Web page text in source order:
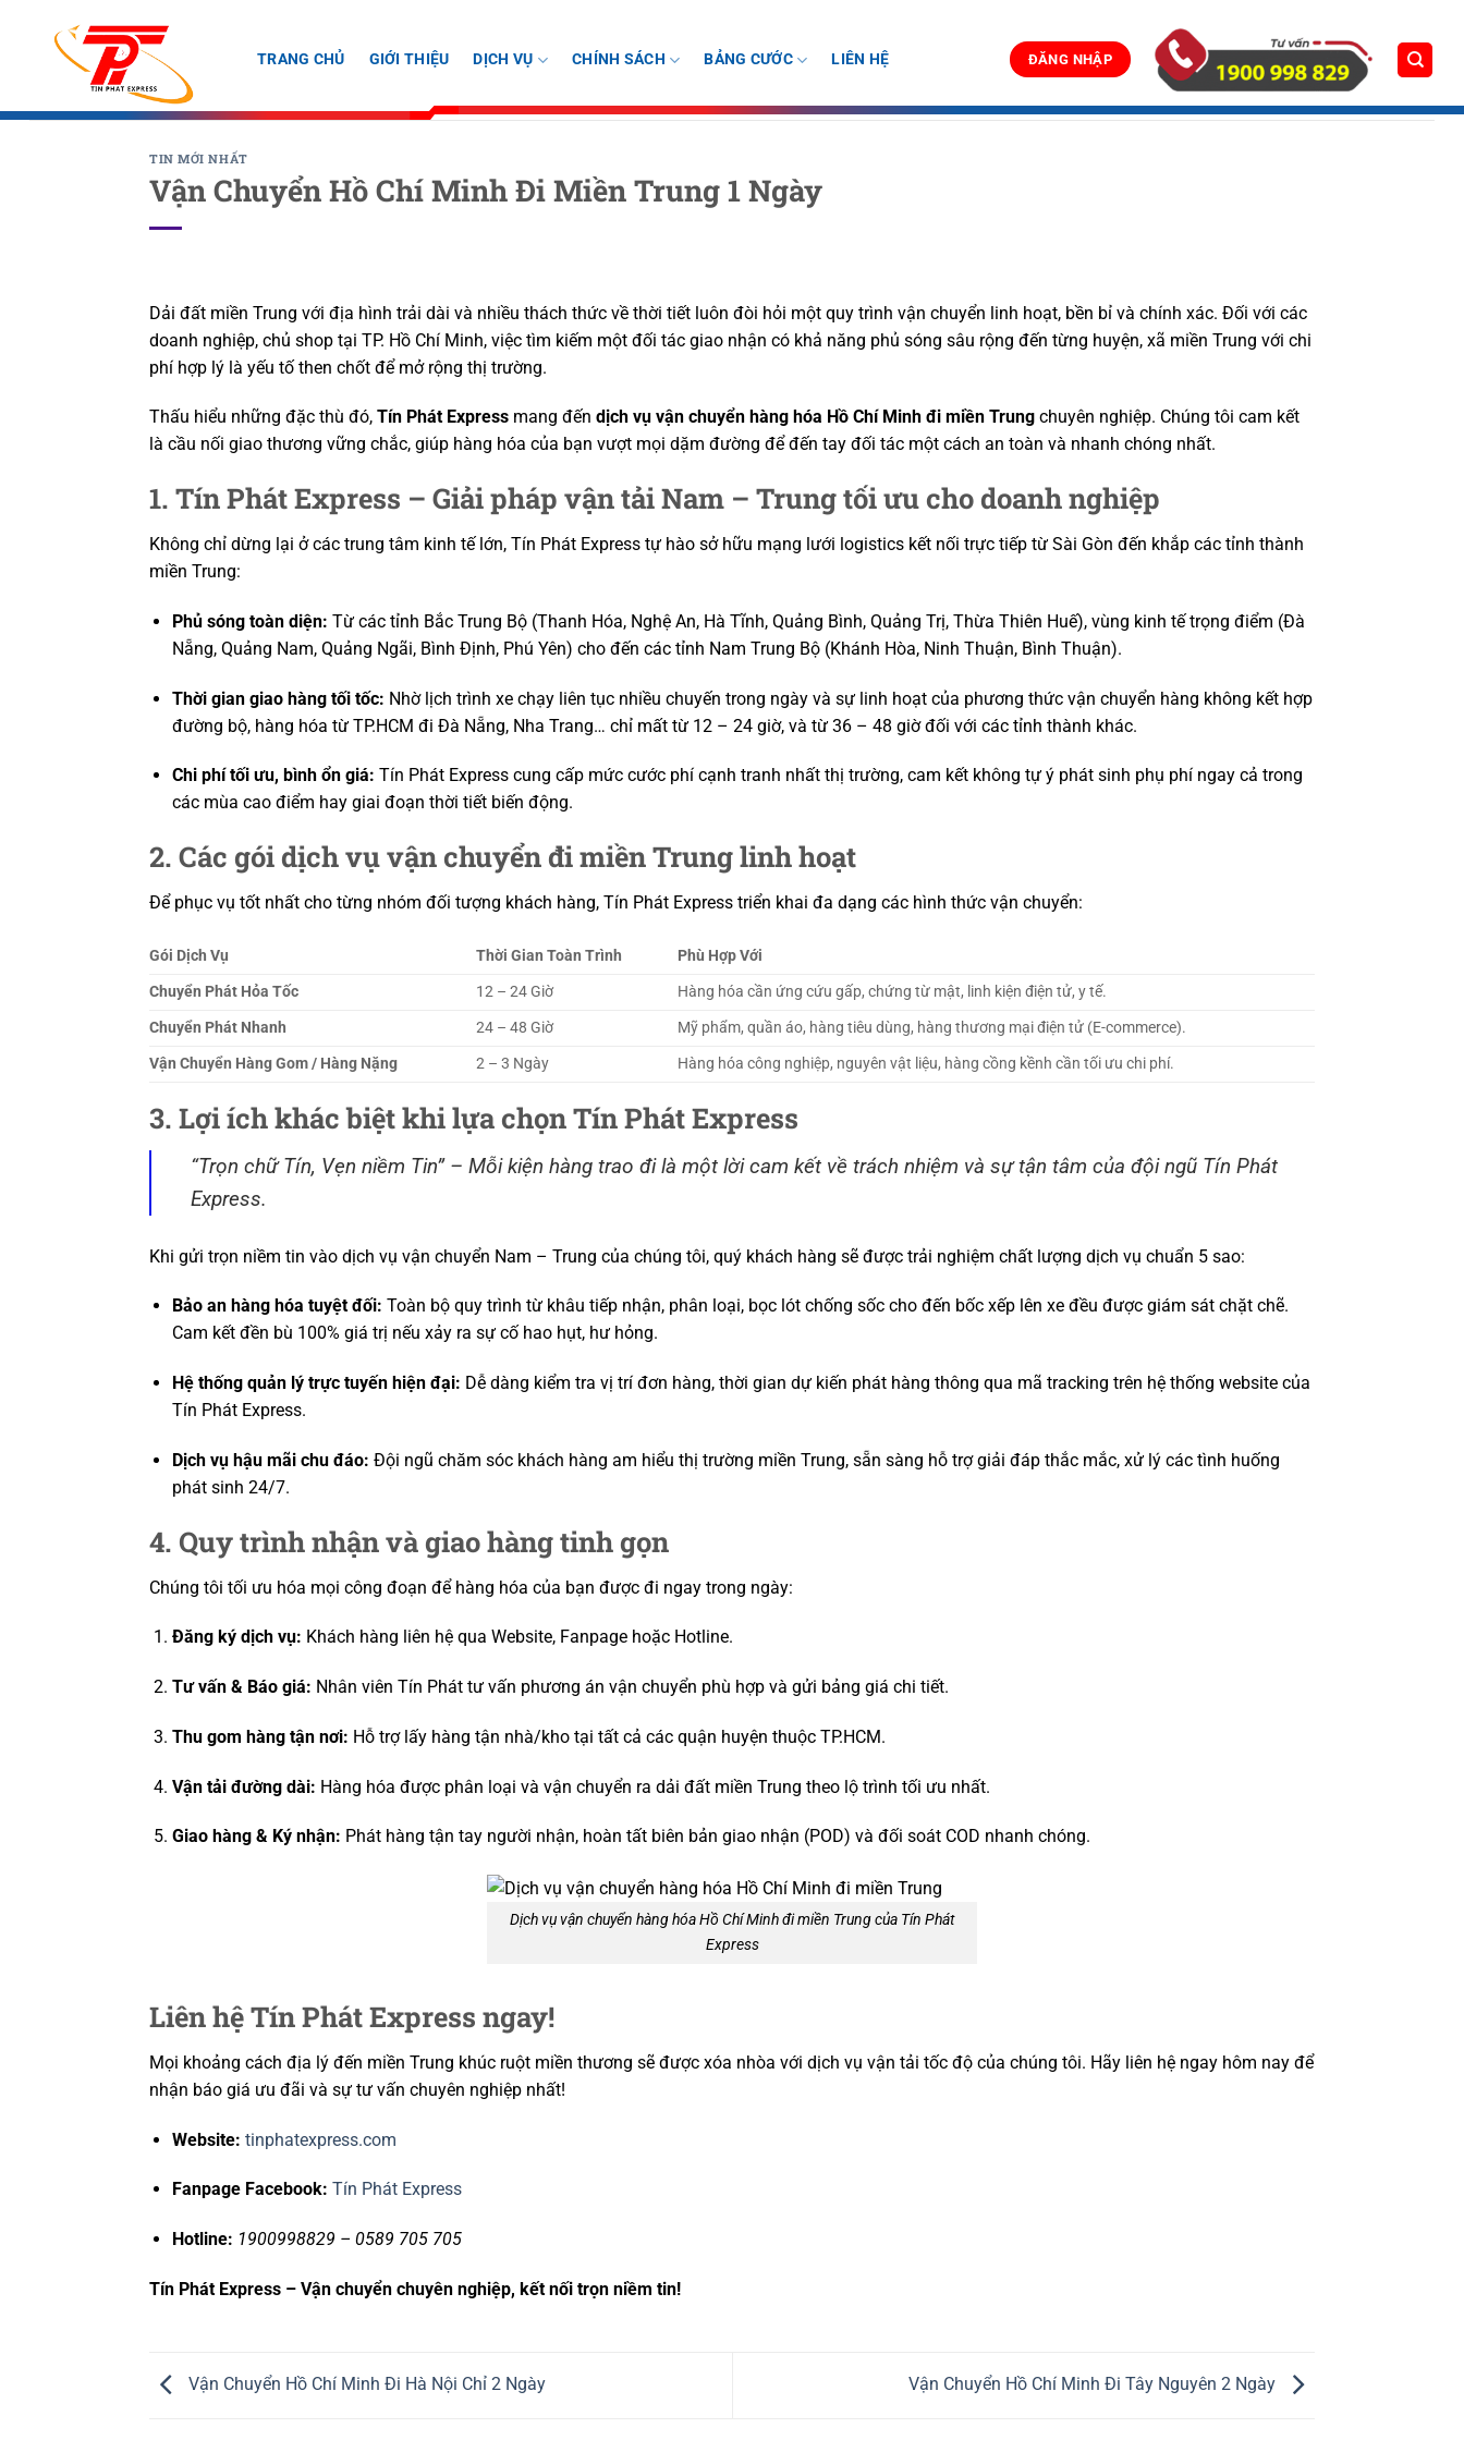
TRANG CHỦ GIỚI THIỆU DỊCH VỤ CHÍNH SÁCH BẢNG CƯỚC LIÊN HỆ ĐĂNG NHẬP
TIN MỚI NHẤT
Vận Chuyển Hồ Chí Minh Đi Miền Trung 1 Ngày
Dải đất miền Trung với địa hình trải dài và nhiều thách thức về thời tiết luôn đòi hỏi một quy trình vận chuyển linh hoạt, bền bỉ và chính xác. Đối với các
doanh nghiệp, chủ shop tại TP. Hồ Chí Minh, việc tìm kiếm một đối tác giao nhận có khả năng phủ sóng sâu rộng đến từng huyện, xã miền Trung với chi
phí hợp lý là yếu tố then chốt để mở rộng thị trường.
Thấu hiểu những đặc thù đó, Tín Phát Express mang đến dịch vụ vận chuyển hàng hóa Hồ Chí Minh đi miền Trung chuyên nghiệp. Chúng tôi cam kết
là cầu nối giao thương vững chắc, giúp hàng hóa của bạn vượt mọi dặm đường để đến tay đối tác một cách an toàn và nhanh chóng nhất.
1. Tín Phát Express – Giải pháp vận tải Nam – Trung tối ưu cho doanh nghiệp
Không chỉ dừng lại ở các trung tâm kinh tế lớn, Tín Phát Express tự hào sở hữu mạng lưới logistics kết nối trực tiếp từ Sài Gòn đến khắp các tỉnh thành
miền Trung:
Phủ sóng toàn diện: Từ các tỉnh Bắc Trung Bộ (Thanh Hóa, Nghệ An, Hà Tĩnh, Quảng Bình, Quảng Trị, Thừa Thiên Huế), vùng kinh tế trọng điểm (Đà
Nẵng, Quảng Nam, Quảng Ngãi, Bình Định, Phú Yên) cho đến các tỉnh Nam Trung Bộ (Khánh Hòa, Ninh Thuận, Bình Thuận).
Thời gian giao hàng tối tốc: Nhờ lịch trình xe chạy liên tục nhiều chuyến trong ngày và sự linh hoạt của phương thức vận chuyển hàng không kết hợp
đường bộ, hàng hóa từ TP.HCM đi Đà Nẵng, Nha Trang… chỉ mất từ 12 – 24 giờ, và từ 36 – 48 giờ đối với các tỉnh thành khác.
Chi phí tối ưu, bình ổn giá: Tín Phát Express cung cấp mức cước phí cạnh tranh nhất thị trường, cam kết không tự ý phát sinh phụ phí ngay cả trong
các mùa cao điểm hay giai đoạn thời tiết biến động.
2. Các gói dịch vụ vận chuyển đi miền Trung linh hoạt
Để phục vụ tốt nhất cho từng nhóm đối tượng khách hàng, Tín Phát Express triển khai đa dạng các hình thức vận chuyển:
Gói Dịch Vụ Thời Gian Toàn Trình
Phù Hợp Với
Chuyển Phát Hỏa Tốc
12 – 24 Giờ
Hàng hóa cần ứng cứu gấp, chứng từ mật, linh kiện điện tử, y tế.
Chuyển Phát Nhanh
24 – 48 Giờ
Mỹ phẩm, quần áo, hàng tiêu dùng, hàng thương mại điện tử (E-commerce).
Vận Chuyển Hàng Gom / Hàng Nặng
2 – 3 Ngày Hàng hóa công nghiệp, nguyên vật liệu, hàng cồng kềnh cần tối ưu chi phí.
3. Lợi ích khác biệt khi lựa chọn Tín Phát Express
“Trọn chữ Tín, Vẹn niềm Tin” – Mỗi kiện hàng trao đi là một lời cam kết về trách nhiệm và sự tận tâm của đội ngũ Tín Phát
Express.
Khi gửi trọn niềm tin vào dịch vụ vận chuyển Nam – Trung của chúng tôi, quý khách hàng sẽ được trải nghiệm chất lượng dịch vụ chuẩn 5 sao:
Bảo an hàng hóa tuyệt đối: Toàn bộ quy trình từ khâu tiếp nhận, phân loại, bọc lót chống sốc cho đến bốc xếp lên xe đều được giám sát chặt chẽ.
Cam kết đền bù 100% giá trị nếu xảy ra sự cố hao hụt, hư hỏng.
Hệ thống quản lý trực tuyến hiện đại: Dễ dàng kiểm tra vị trí đơn hàng, thời gian dự kiến phát hàng thông qua mã tracking trên hệ thống website của
Tín Phát Express.
Dịch vụ hậu mãi chu đáo: Đội ngũ chăm sóc khách hàng am hiểu thị trường miền Trung, sẵn sàng hỗ trợ giải đáp thắc mắc, xử lý các tình huống
phát sinh 24/7.
4. Quy trình nhận và giao hàng tinh gọn
Chúng tôi tối ưu hóa mọi công đoạn để hàng hóa của bạn được đi ngay trong ngày:
Đăng ký dịch vụ: Khách hàng liên hệ qua Website, Fanpage hoặc Hotline.
Tư vấn & Báo giá: Nhân viên Tín Phát tư vấn phương án vận chuyển phù hợp và gửi bảng giá chi tiết.
Thu gom hàng tận nơi: Hỗ trợ lấy hàng tận nhà/kho tại tất cả các quận huyện thuộc TP.HCM.
Vận tải đường dài: Hàng hóa được phân loại và vận chuyển ra dải đất miền Trung theo lộ trình tối ưu nhất.
Giao hàng & Ký nhận: Phát hàng tận tay người nhận, hoàn tất biên bản giao nhận (POD) và đối soát COD nhanh chóng.
Dịch vụ vận chuyển hàng hóa Hồ Chí Minh đi miền Trung của Tín Phát
Express
Liên hệ Tín Phát Express ngay!
Mọi khoảng cách địa lý đến miền Trung khúc ruột miền thương sẽ được xóa nhòa với dịch vụ vận tải tốc độ của chúng tôi. Hãy liên hệ ngay hôm nay để
nhận báo giá ưu đãi và sự tư vấn chuyên nghiệp nhất!
Website: tinphatexpress.com
Fanpage Facebook: Tín Phát Express
Hotline: 1900998829 – 0589 705 705
Tín Phát Express – Vận chuyển chuyên nghiệp, kết nối trọn niềm tin!
Vận Chuyển Hồ Chí Minh Đi Hà Nội Chỉ 2 Ngày Vận Chuyển Hồ Chí Minh Đi Tây Nguyên 2 Ngày